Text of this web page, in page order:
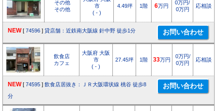
その他
その他
市
( - )
4.49坪 1階 6万円
0万円/
0万円
応相談
NEW [ 74596 ] 貸店舗：近鉄南大阪線 針中野 徒歩1分
飲食店
カフェ
大阪府 大阪
市
( - )
27.45坪 1階 33万円
0万円/
0万円
応相談
NEW [ 74595 ] 飲食店居抜き：ＪＲ大阪環状線 桃谷 徒歩8
分